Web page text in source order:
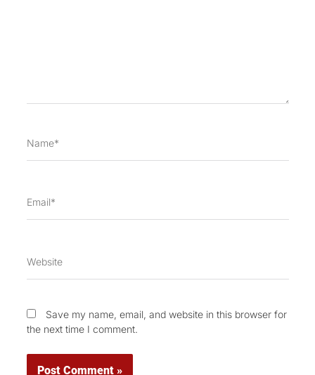
Save my name, email, and website in this browser for
the next time I comment.